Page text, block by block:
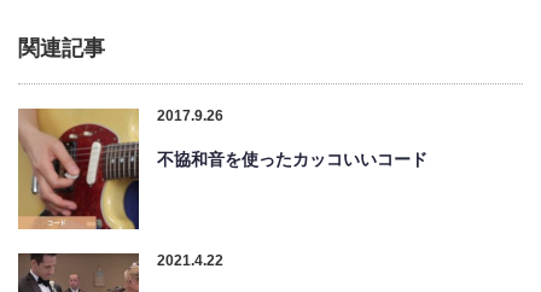
関連記事
2017.9.26
不協和音を使ったカッコいいコード
2021.4.22